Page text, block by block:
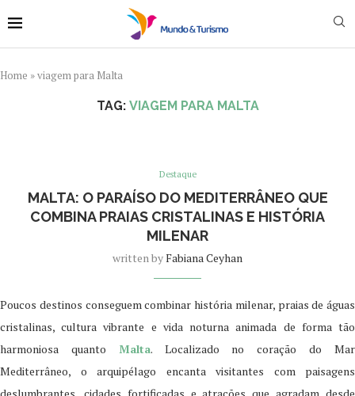
Home »viagem para Malta
TAG: VIAGEM PARA MALTA
Destaque
MALTA: O PARAÍSO DO MEDITERRÂNEO QUE
COMBINA PRAIAS CRISTALINAS E HISTÓRIA
MILENAR
written byFabiana Ceyhan
Poucos destinos conseguem combinar história milenar, praias de águas
cristalinas, cultura vibrante e vida noturna animada de forma tão
harmoniosa quanto Malta. Localizado no coração do Mar
Mediterrâneo, o arquipélago encanta visitantes com paisagens